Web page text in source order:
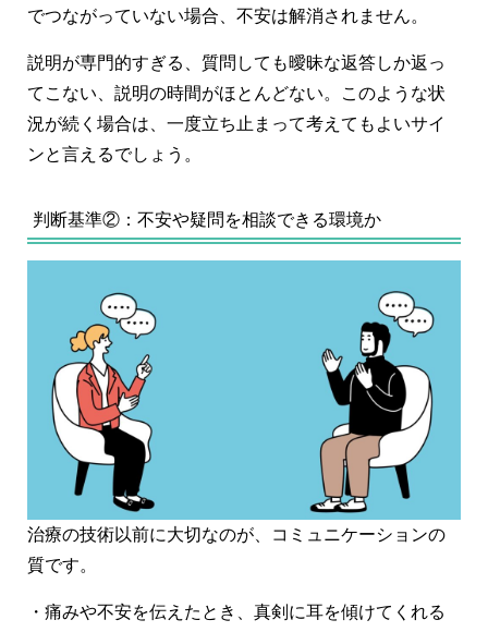
でつながっていない場合、不安は解消されません。
説明が専門的すぎる、質問しても曖昧な返答しか返っ
てこない、説明の時間がほとんどない。このような状
況が続く場合は、一度立ち止まって考えてもよいサイ
ンと言えるでしょう。
判断基準②：不安や疑問を相談できる環境か
治療の技術以前に大切なのが、
コミュニケーションの
質です。
・痛みや不安を伝えたとき、真剣に耳を傾けてくれる